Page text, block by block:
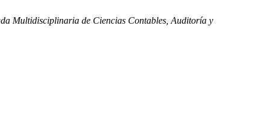
Multidisciplinaria de Ciencias Contables, Auditoría y